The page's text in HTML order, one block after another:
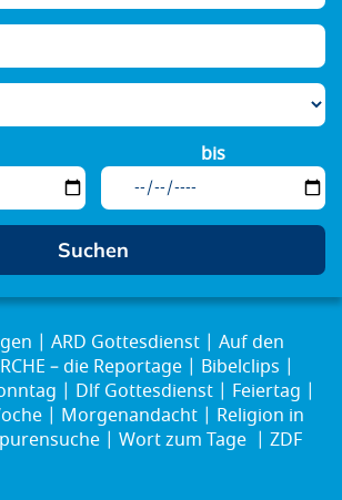
bis
ARD Gottesdienst
Auf den
– die Reportage
Bibelclips
Dlf Gottesdienst
Feiertag
Morgenandacht
Religion in
Wort zum Tage
ZDF